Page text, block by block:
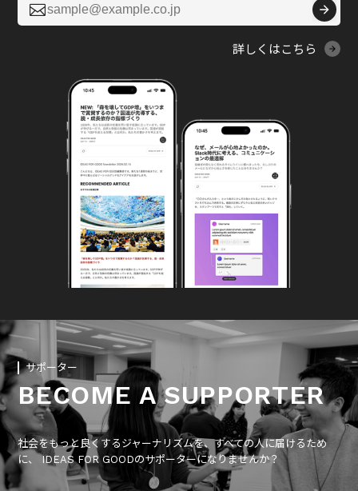

詳しくはこちら
サポーター
BECOME A SUPPORTER
社会をもっと良くするジャーナリズムを、すべての人に届けるため
に、 IDEAS FOR GOODのサポーターになりませんか？